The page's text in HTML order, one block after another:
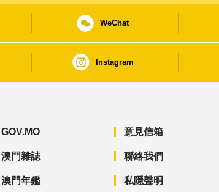
WeChat
Instagram
GOV.MO
澳門雜誌
澳門年鑑
意見信箱
聯絡我們
私隱聲明